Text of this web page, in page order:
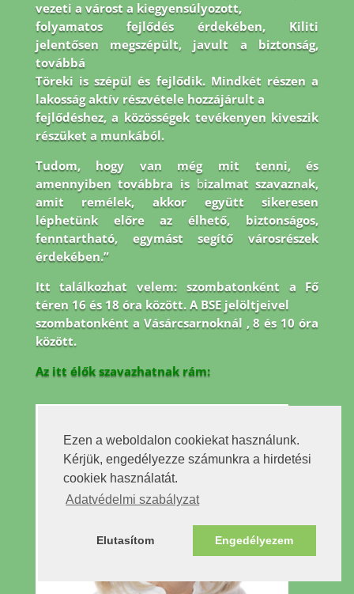
Ezen a weboldalon cookiekat használunk.
Kérjük, engedélyezze számunkra a hirdetési
cookiek használatát.
Adatvédelmi szabályzat
Elutasítom Engedélyezem
vezeti a várost a kiegyensúlyozott,
folyamatos fejlődés érdekében, Kiliti
jelentősen megszépült, javult a biztonság,
továbbá
Töreki is szépül és fejlődik. Mindkét részen a
lakosság aktív részvétele hozzájárult a
fejlődéshez, a közösségek tevékenyen kiveszik
részüket a munkából.
Tudom, hogy van még mit tenni, és
amennyiben továbbra is bizalmat szavaznak,
amit remélek, akkor együttsikeresen
léphetünk előre az élhető, biztonságos,
fenntartható, egymást segítő városrészek
érdekében.”
Itt találkozhat velem: szombatonként a Fő
téren 16 és 18 óra között. A BSE jelöltjeivel
szombatonként a Vásárcsarnoknál , 8 és 10 óra
között.
Az itt élők szavazhatnak rám: